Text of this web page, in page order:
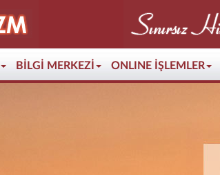
BİLGİ MERKEZİ ONLINE İŞLEMLER